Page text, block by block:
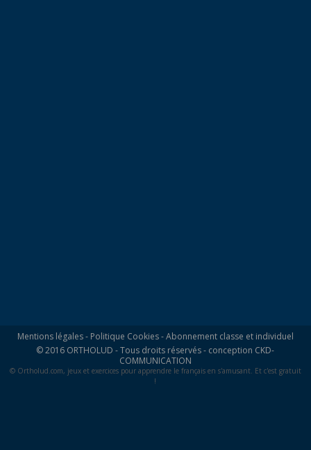
Mentions légales- Politique Cookies-Abonnement classe et individuel
© 2016 ORTHOLUD - Tous droits réservés - conception CKD-
COMMUNICATION
© Ortholud.com, jeux et exercices pour apprendre le français en s'amusant. Et c'est gratuit
!